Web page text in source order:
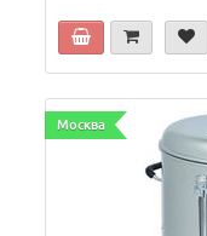
Москва